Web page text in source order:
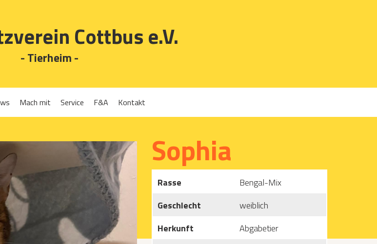
Cottbus e.V.
- Tierheim -
Mach mit
Gassigehen
Mitglied werden
Patenschaften
Katzen­futterplätze
Service
Tierpension
F&A Kontakt
Sophia
Rasse
Bengal-Mix
Geschlecht
weiblich
Herkunft
Abgabetier